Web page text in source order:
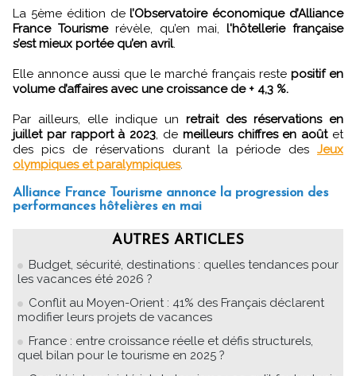
La 5ème édition del’Observatoire économique d’Alliance
France Tourismerévèle, qu’en mai, l'hôtellerie française
s’est mieux portée qu’en avril.
Elle annonce aussi que le marché français reste positif en
volume d’affaires avec une croissance de + 4,3 %.
Par ailleurs, elle indique un retrait des réservations en
juillet par rapport à 2023, de meilleurs chiffres en aoûtet
des pics de réservations durant la période des Jeux
olympiques et paralympiques.
Alliance France Tourisme annonce la progression des
performances hôtelières en mai
AUTRES ARTICLES
Budget, sécurité, destinations : quelles tendances pour
les vacances été 2026 ?
Conflit au Moyen-Orient : 41% des Français déclarent
modifier leurs projets de vacances
France : entre croissance réelle et défis structurels,
quel bilan pour le tourisme en 2025 ?